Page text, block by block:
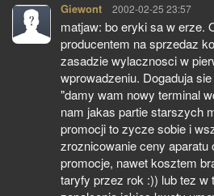
Giewont pisze:
2002-02-25 23:57
matjaw: bo eryki sa w erze.
producentem na sprzedaz
zasadzie wylacznosci w
wprowadzeniu. Dogaduja
"damy wam nowy terminal
nam jakas partie starszych
promocji to zycze sobie i
zroznicowanie ceny aparatu
promocje, nawet kosztem
taryfy przez rok :)) lub tez w